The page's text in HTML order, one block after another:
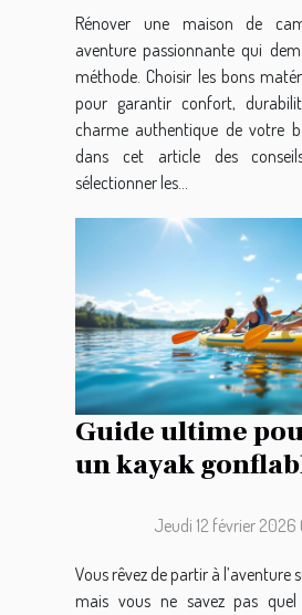
Rénover une maison de
aventure passionnante qui
méthode. Choisir les bons
pour garantir confort,
charme authentique de votre
dans cet article des
sélectionner les...
Guide ultime
un kayak
Jeudi 12 février
Vous rêvez de partir à l’aventure
mais vous ne savez pas